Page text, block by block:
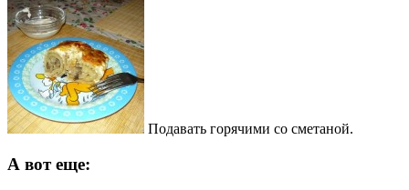
Подавать горячими со сметаной.
А вот еще: